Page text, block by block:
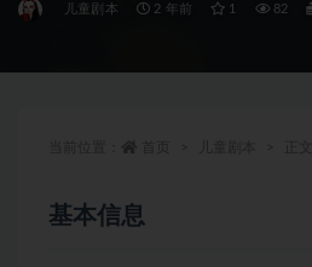
儿童剧本 2 年前 1 82
基本信息